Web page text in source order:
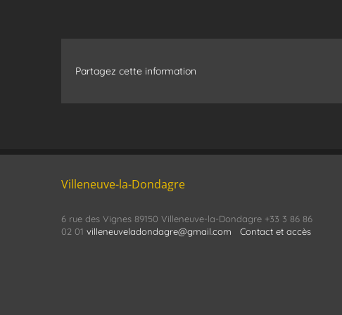
Partagez cette information
Villeneuve-la-Dondagre
6 rue des Vignes 89150 Villeneuve-la-Dondagre +33 3 86 86
02 01 villeneuveladondagre@gmail.com Contact et accès